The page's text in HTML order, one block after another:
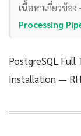
เนื้อหาเกี่ยวข้อ
Processing
PostgreSQL Full
Installation —